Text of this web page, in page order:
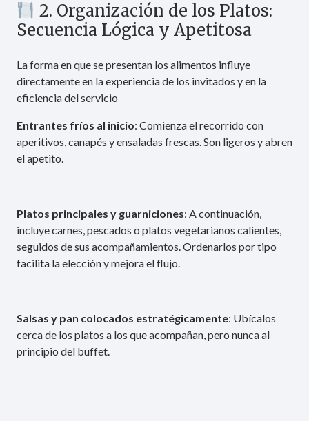
2. Organización de los Platos:
Secuencia Lógica y Apetitosa
La forma en que se presentan los alimentos influye
directamente en la experiencia de los invitados y en la
eficiencia del servicio
Entrantes fríos al inicio: Comienza el recorrido con
aperitivos, canapés y ensaladas frescas. Son ligeros y abren
el apetito.
Platos principales y guarniciones: A continuación,
incluye carnes, pescados o platos vegetarianos calientes,
seguidos de sus acompañamientos. Ordenarlos por tipo
facilita la elección y mejora el flujo.
Salsas y pan colocados estratégicamente: Ubícalos
cerca de los platos a los que acompañan, pero nunca al
principio del buffet.